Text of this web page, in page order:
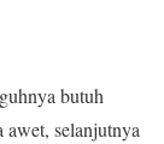
butuh
awet, selanjutnya